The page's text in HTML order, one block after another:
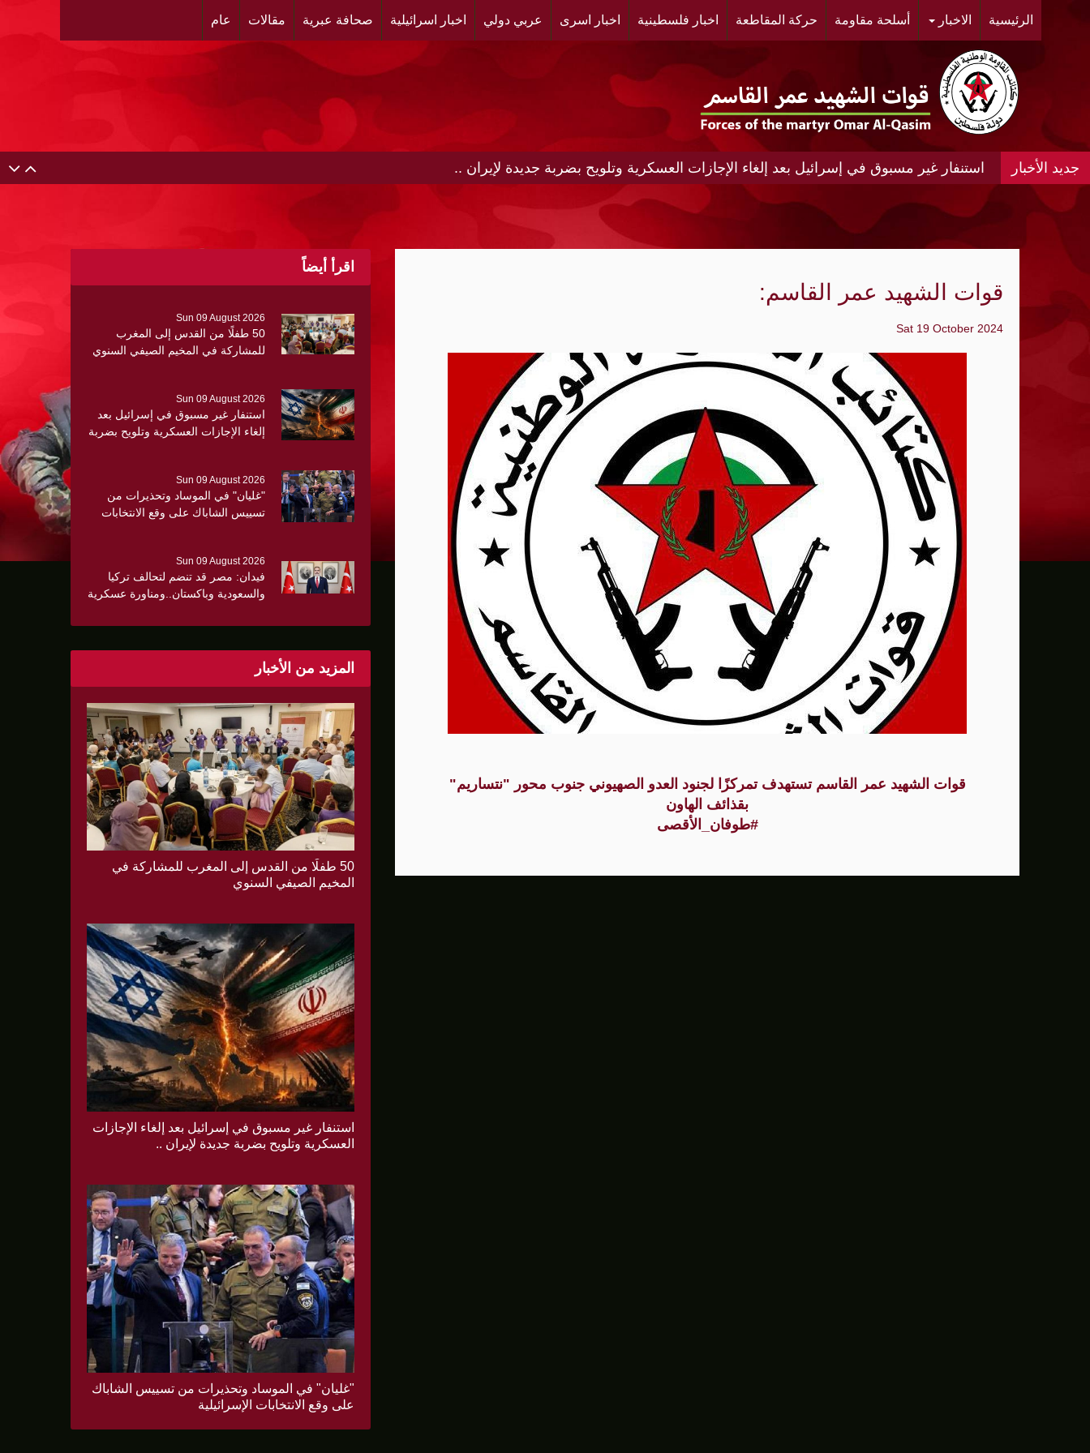
الرئيسية الاخبار أسلحة مقاومة حركة المقاطعة اخبار فلسطينية اخبار اسرى عربي دولي اخبار اسرائيلية صحافة عبرية مقالات عام
استنفار غير مسبوق في إسرائيل بعد إلغاء الإجازات العسكرية وتلويح بضربة جديدة لإيران ..
"غليان" في الموساد وتحذيرات من تسييس الشاباك على وقع الانتخابات الإسرائيلية
فيدان: مصر قد تنضم لتحالف تركيا والسعودية وباكستان..ومناورة عسكرية مشتركة قريبا
إيران تحدد ستة شروط لإعادة فتح "مضيق هرمز"
السعودية: إخماد حريق في منشأة تابعة لمصفاة أرامكو بجازان
الشيوخ الأميركي يقر مشروع تمويل مؤقتاً لتجنب إغلاق الحكومة
وزير الدفاع الباكستاني: إسرائيل تمثل تهديدًا للعالم الإسلامي ويجب ردعها
جيش الاحتلال يشن حملة اقتحامات واعتقالات وفرق الإرهاب اليهودي تعتدي على فلسطينيين في الضفة
غزة: صور مسربة تكشف إعدام جيش الاحتلال مسنين فلسطينيين في بيت لاهيا
عبري: نتنياهو وكاتس وافقا على بدء أعمال بناء مدينة جديدة شرق رفح بدعم إماراتي
الشرطة البريطانية تحقق مع مؤسسة الخير بسبب صلات مزعومة بـ"حماس"
الرئيس عباس ينعى سفير فلسطين لدى مصر دياب اللوح
ارسم صورة
الحق في معاداة الصهيونية: حين تنتصر حرية الفكر على سياسة إسكات النقد
بين حداثة المشاريع وجمود النظم التقليدية في المؤسسات
مجلس الأمن يعقد جلسة الثلاثاء لمناقشة التطورات في الضفة الغربية
تقارير أميركية تحذر من قيود القوة الجوية في المواجهة مع إيران
قوات الشهيد عمر القاسم:
Sat 19 October 2024
قوات الشهيد عمر القاسم تستهدف تمركزًا لجنود العدو الصهيوني جنوب محور "نتساريم"
بقذائف الهاون
#طوفان_الأقصى
اقرأ أيضاً
Sun 09 August 2026
50 طفلًا من القدس إلى المغرب
للمشاركة في المخيم الصيفي السنوي
Sun 09 August 2026
استنفار غير مسبوق في إسرائيل بعد
إلغاء الإجازات العسكرية وتلويح بضربة
Sun 09 August 2026
"غليان" في الموساد وتحذيرات من
تسييس الشاباك على وقع الانتخابات
Sun 09 August 2026
فيدان: مصر قد تنضم لتحالف تركيا
والسعودية وباكستان..ومناورة عسكرية
المزيد من الأخبار
50 طفلًا من القدس إلى المغرب للمشاركة في
المخيم الصيفي السنوي
استنفار غير مسبوق في إسرائيل بعد إلغاء الإجازات
العسكرية وتلويح بضربة جديدة لإيران ..
"غليان" في الموساد وتحذيرات من تسييس الشاباك
على وقع الانتخابات الإسرائيلية